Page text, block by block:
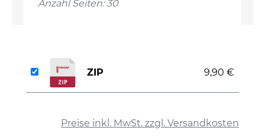
Anzahl Seiten: 30
Preise inkl. MwSt. zzgl. Versandkosten
ZIP 9,90 €